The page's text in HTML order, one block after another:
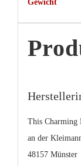
Gewicht
This Charming
an der
48157 Münster